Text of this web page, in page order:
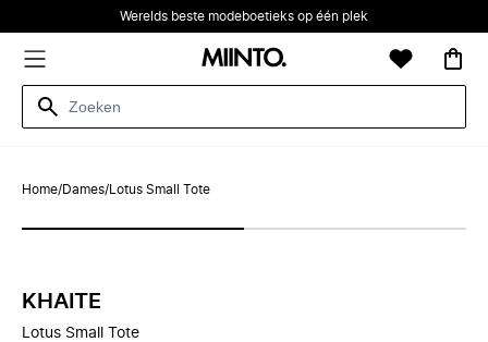
Werelds beste modeboetieks op één plek
Home/Dames/ Lotus Small Tote
KHAITE
Lotus Small Tote